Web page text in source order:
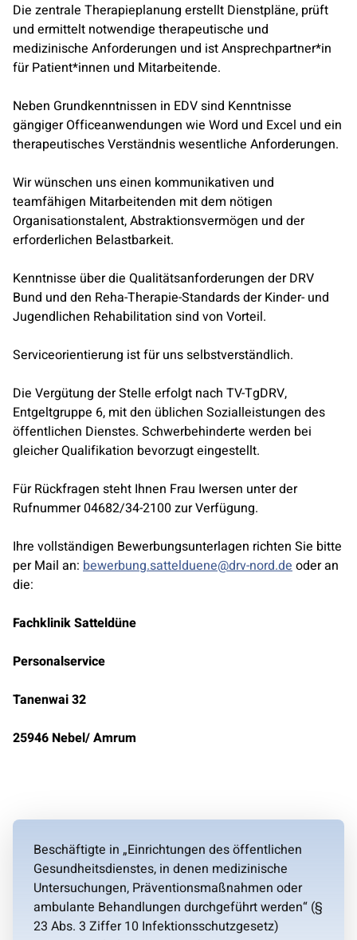
Die zentrale Therapieplanung erstellt Dienstpläne, prüft
und ermittelt notwendige therapeutische und
medizinische Anforderungen und ist Ansprechpartner*in
für Patient*innen und Mitarbeitende.
Neben Grundkenntnissen in EDV sind Kenntnisse
gängiger Officeanwendungen wie Word und Excel und ein
therapeutisches Verständnis wesentliche Anforderungen.
Wir wünschen uns einen kommunikativen und
teamfähigen Mitarbeitenden mit dem nötigen
Organisationstalent, Abstraktionsvermögen und der
erforderlichen Belastbarkeit.
Kenntnisse über die Qualitätsanforderungen der DRV
Bund und den Reha-Therapie-Standards der Kinder- und
Jugendlichen Rehabilitation sind von Vorteil.
Serviceorientierung ist für uns selbstverständlich.
Die Vergütung der Stelle erfolgt nach TV-TgDRV,
Entgeltgruppe 6, mit den üblichen Sozialleistungen des
öffentlichen Dienstes. Schwerbehinderte werden bei
gleicher Qualifikation bevorzugt eingestellt.
Für Rückfragen steht Ihnen Frau Iwersen unter der
Rufnummer 04682/34-2100 zur Verfügung.
Ihre vollständigen Bewerbungsunterlagen richten Sie bitte
per Mail an: bewerbung.sattelduene@drv-nord.deoder an
die:
Fachklinik Satteldüne
Personalservice
Tanenwai 32
25946 Nebel/ Amrum
Beschäftigte in „Einrichtungen des öffentlichen
Gesundheitsdienstes, in denen medizinische
Untersuchungen, Präventionsmaßnahmen oder
ambulante Behandlungen durchgeführt werden“ (§
23 Abs. 3 Ziffer 10 Infektionsschutzgesetz)